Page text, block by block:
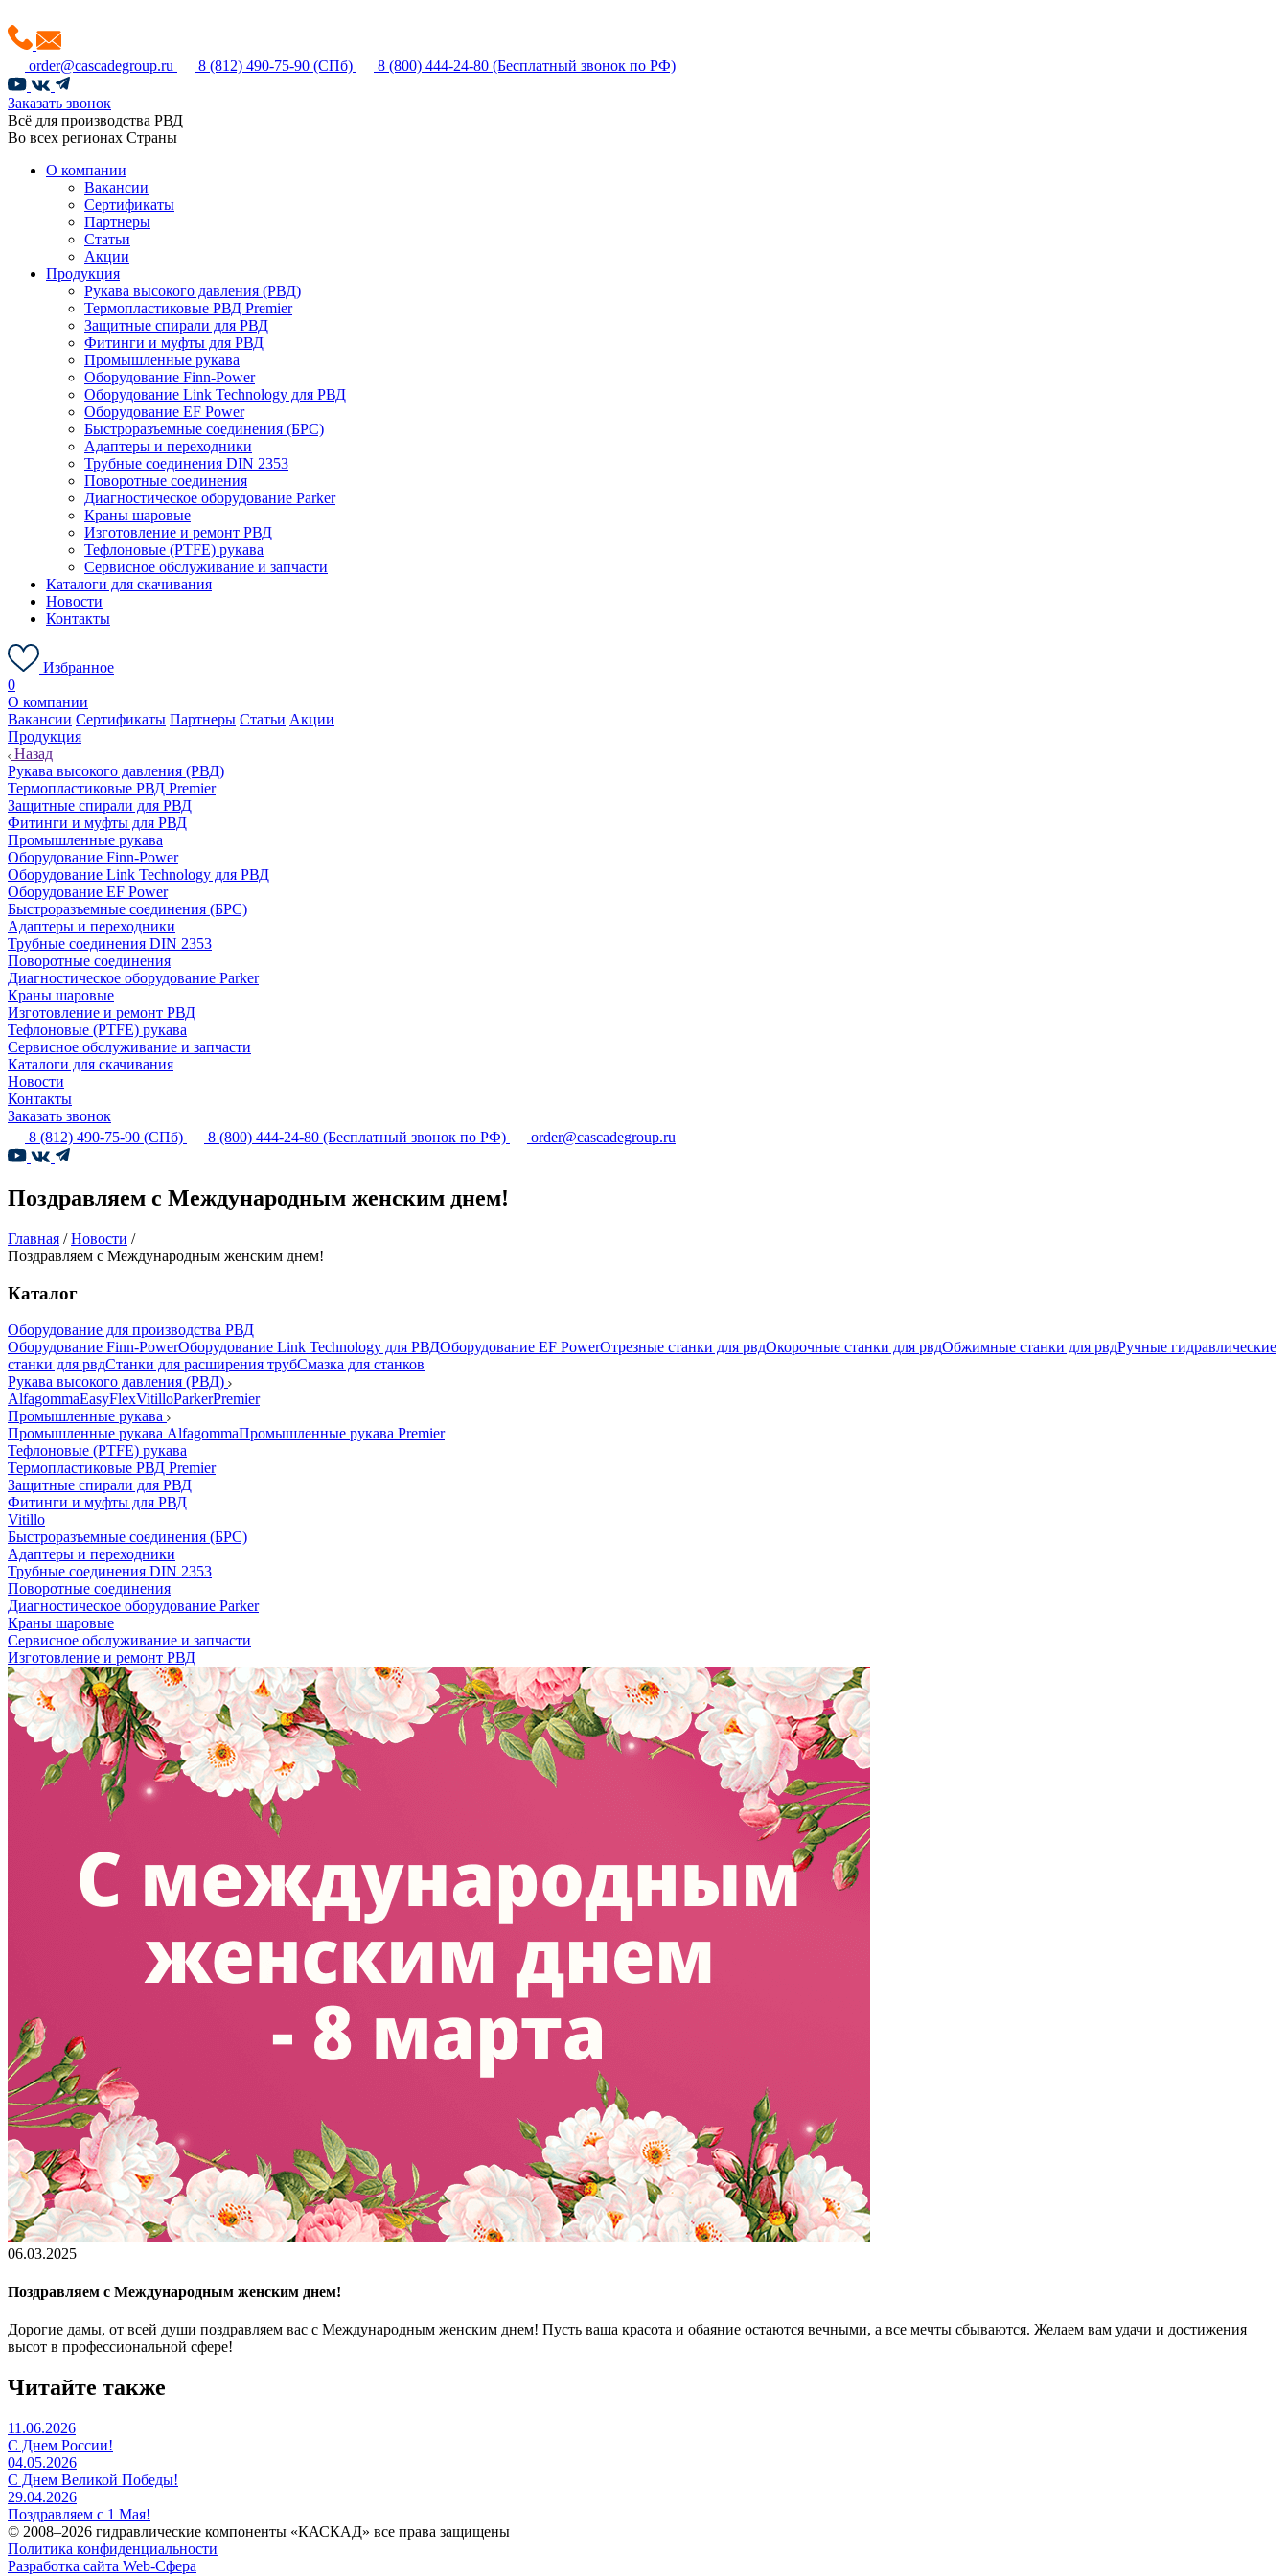
order@cascadegroup.ru 8 (812) 490-75-90 (СПб) 8 (800) 444-24-80 (Бесплатный звонок по РФ)
Заказать звонок
Всё для производства РВД
Во всех регионах Страны
О компании
Вакансии
Сертификаты
Партнеры
Статьи
Акции
Продукция
Рукава высокого давления (РВД)
Термопластиковые РВД Premier
Защитные спирали для РВД
Фитинги и муфты для РВД
Промышленные рукава
Оборудование Finn-Power
Оборудование Link Technology для РВД
Оборудование EF Power
Быстроразъемные соединения (БРС)
Адаптеры и переходники
Трубные соединения DIN 2353
Поворотные соединения
Диагностическое оборудование Parker
Краны шаровые
Изготовление и ремонт РВД
Тефлоновые (PTFE) рукава
Сервисное обслуживание и запчасти
Каталоги для скачивания
Новости
Контакты
Избранное
0
О компании
Вакансии Сертификаты Партнеры Статьи Акции
Продукция
Назад
Рукава высокого давления (РВД)
Термопластиковые РВД Premier
Защитные спирали для РВД
Фитинги и муфты для РВД
Промышленные рукава
Оборудование Finn-Power
Оборудование Link Technology для РВД
Оборудование EF Power
Быстроразъемные соединения (БРС)
Адаптеры и переходники
Трубные соединения DIN 2353
Поворотные соединения
Диагностическое оборудование Parker
Краны шаровые
Изготовление и ремонт РВД
Тефлоновые (PTFE) рукава
Сервисное обслуживание и запчасти
Каталоги для скачивания
Новости
Контакты
Заказать звонок
8 (812) 490-75-90 (СПб) 8 (800) 444-24-80 (Бесплатный звонок по РФ) order@cascadegroup.ru
Поздравляем с Международным женским днем!
Главная /Новости /
Поздравляем с Международным женским днем!
Каталог
Оборудование для производства РВД
Оборудование Finn-PowerОборудование Link Technology для РВДОборудование EF PowerОтрезные станки для рвдОкорочные станки для рвдОбжимные станки для рвдРучные гидравлические
станки для рвдСтанки для расширения трубСмазка для станков
Рукава высокого давления (РВД)
AlfagommaEasyFlexVitilloParkerPremier
Промышленные рукава
Промышленные рукава AlfagommaПромышленные рукава Premier
Тефлоновые (PTFE) рукава
Термопластиковые РВД Premier
Защитные спирали для РВД
Фитинги и муфты для РВД
Vitillo
Быстроразъемные соединения (БРС)
Адаптеры и переходники
Трубные соединения DIN 2353
Поворотные соединения
Диагностическое оборудование Parker
Краны шаровые
Сервисное обслуживание и запчасти
Изготовление и ремонт РВД
06.03.2025
Поздравляем с Международным женским днем!
Дорогие дамы, от всей души поздравляем вас с Международным женским днем! Пусть ваша красота и обаяние остаются вечными, а все мечты сбываются. Желаем вам удачи и достижения
высот в профессиональной сфере!
Читайте также
11.06.2026
С Днем России!
04.05.2026
С Днем Великой Победы!
29.04.2026
Поздравляем с 1 Мая!
© 2008–2026 гидравлические компоненты «КАСКАД» все права защищены
Политика конфиденциальности
Разработка сайта Web-Сфера